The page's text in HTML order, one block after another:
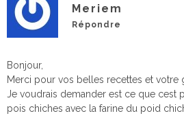
Meriem
Répondre
Bonjour,
Merci pour vos belles recettes et votre
Je voudrais demander est ce que cest
pois chiches avec la farine du poid